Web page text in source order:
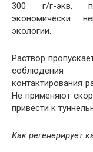
300 г/г-экв,
экономически
экологии.
Раствор
соблюдения
контактирования
Не применяют
привести к
Как регенерирует